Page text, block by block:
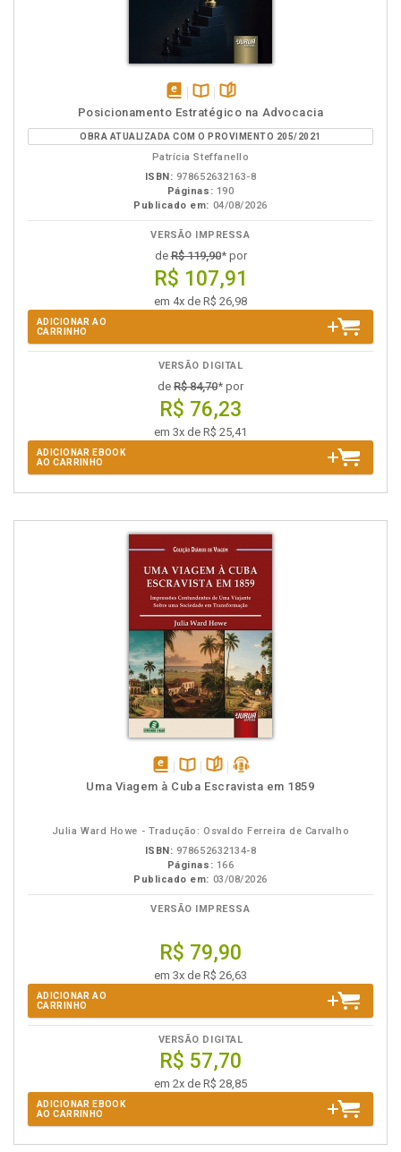
disponível
em
eBook
Disponível
na
B.V.
páginas
Posicionamento Estratégico na Advocacia
OBRA ATUALIZADA COM O PROVIMENTO 205/2021
Patrícia Steffanello
ISBN: 978652632163-8
Páginas: 190
Publicado em: 04/08/2026
VERSÃO IMPRESSA
deR$ 119,90* por
R$ 107,91
em 4x de R$ 26,98
ADICIONAR AO
CARRINHO
VERSÃO DIGITAL
de R$ 84,70* por
R$ 76,23
em 3x de R$ 25,41
ADICIONAR EBOOK
AO CARRINHO
disponívelDisponível
páginaspodcast
Uma Viagem à Cuba Escravista em 1859
Julia Ward Howe - Tradução: Osvaldo Ferreira de Carvalho
ISBN: 978652632134-8
Páginas: 166
Publicado em: 03/08/2026
VERSÃO IMPRESSA
R$ 79,90
em 3x de R$ 26,63
ADICIONAR AO
CARRINHO
VERSÃO DIGITAL
R$ 57,70
em 2x de R$ 28,85
ADICIONAR EBOOK
AO CARRINHO